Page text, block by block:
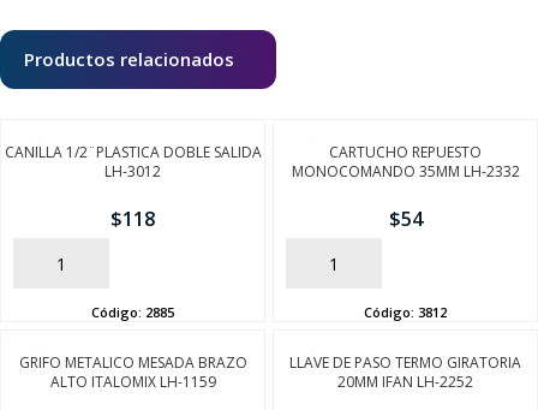
Productos relacionados
CANILLA 1/2¨PLASTICA DOBLE SALIDA
LH-3012
$118
AÑADIR
Código: 2885
CARTUCHO REPUESTO
MONOCOMANDO 35MM LH-2332
$54
AÑADIR
Código: 3812
GRIFO METALICO MESADA BRAZO
ALTO ITALOMIX LH-1159
LLAVE DE PASO TERMO GIRATORIA
20MM IFAN LH-2252